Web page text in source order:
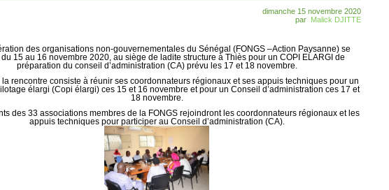
dimanche 15 novembre 2020
par Malick DJITTE
des organisations non-gouvernementales du Sénégal (FONGS –Action Paysanne) se
15 au 16 novembre 2020, au siège de ladite structure à Thiès pour un COPI ELARGI de
préparation du conseil d’administration (CA) prévu les 17 et 18 novembre.
la rencontre consiste à réunir ses coordonnateurs régionaux et ses appuis techniques pour un
élargi (Copi élargi) ces 15 et 16 novembre et pour un Conseil d’administration ces 17 et
18 novembre.
des 33 associations membres de la FONGS rejoindront les coordonnateurs régionaux et les
appuis techniques pour participer au Conseil d’administration (CA).